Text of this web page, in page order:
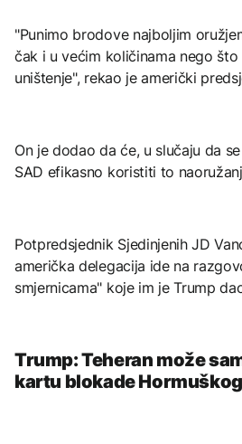
"Punimo brodove najboljim
čak i u većim količinama nego
uništenje", rekao je američki
On je dodao da će, u slučaju da
SAD efikasno koristiti to
Potpredsjednik Sjedinjenih JD
američka delegacija ide na
smjernicama" koje im je Trump
Trump: Teheran može
kartu blokade